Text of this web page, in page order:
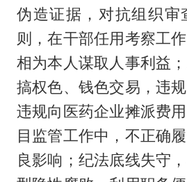
伪造证据，对抗组织审
则，在干部任用考察工
相为本人谋取人事利益
搞权色、钱色交易，违
违规向医药企业摊派费
目监管工作中，不正确
良影响；纪法底线失守